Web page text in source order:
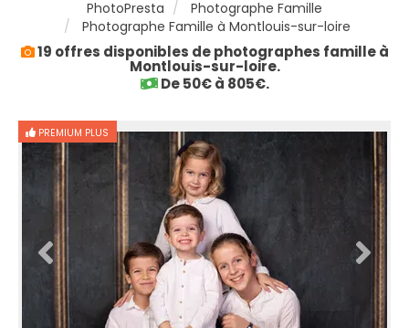
PhotoPresta
Photographe Famille
Photographe Famille à Montlouis-sur-loire
19 offres disponibles de photographes famille à
Montlouis-sur-loire.
De 50€ à 805€.
PREMIUM PLUS